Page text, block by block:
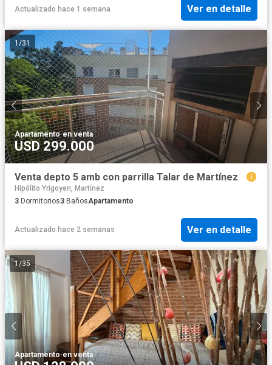
Actualizado hace 1 semana Ver en detalle
1 /31
Apartamento·en venta
USD 299.000
Venta depto 5 amb con parrilla Talar de Martínez
Hipólito Yrigoyen, Martínez
3 Dormitorios3 BañosApartamento
Actualizado hace 2 semanas Ver en detalle
1/35
Apartamento·en venta